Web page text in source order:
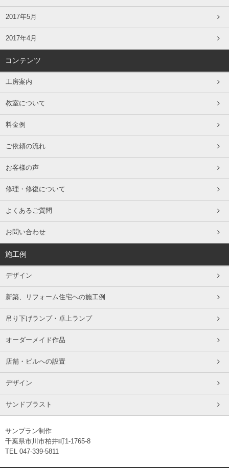
2017年5月
2017年4月
コンテンツ
工房案内
教室について
料金例
ご依頼の流れ
お客様の声
修理・修復について
よくあるご質問
お問い合わせ
施工例
デザイン
新築、リフォーム住宅への施工例
吊り下げランプ・卓上ランプ
オーダーメイド作品
店舗・ビルへの設置
デザイン
サンドブラスト
サンプラン制作
千葉県市川市柏井町1-1765-8
TEL 047-339-5811